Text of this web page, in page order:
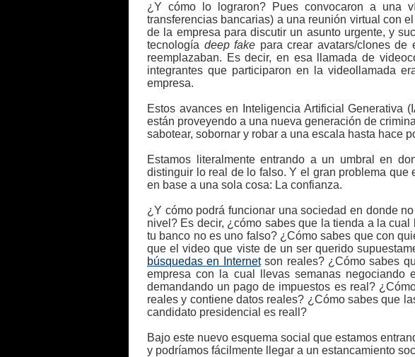
¿Y cómo lo lograron? Pues convocaron a una
transferencias bancarias) a una reunión virtual con
de la empresa para discutir un asunto urgente, y
tecnología deep fake para crear avatars/clones
reemplazaban. Es decir, en esa llamada de
integrantes que participaron en la videollamada
empresa.
Estos avances en Inteligencia Artificial Generativa
están proveyendo a una nueva generación de
sabotear, sobornar y robar a una escala hasta hace
Estamos literalmente entrando a un umbral en
distinguir lo real de lo falso. Y el gran problema
en base a una sola cosa: La confianza.
¿Y cómo podrá funcionar una sociedad en donde
nivel? Es decir, ¿cómo sabes que la tienda a la
tu banco no es uno falso? ¿Cómo sabes que con
que el video que viste de un ser querido
búsquedas en Internetson reales? ¿Cómo sabes
empresa con la cual llevas semanas negociando
demandando un pago de impuestos es real?
reales y contiene datos reales? ¿Cómo sabes que
candidato presidencial es reall?
Bajo este nuevo esquema social que estamos
y podríamos fácilmente llegar a un estancamiento